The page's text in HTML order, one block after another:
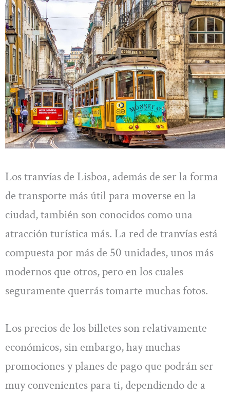
Los tranvías de Lisboa, además de ser la forma
de transporte más útil para moverse en la
ciudad, también son conocidos como una
atracción turística más. La red de tranvías está
compuesta por más de 50 unidades, unos más
modernos que otros, pero en los cuales
seguramente querrás tomarte muchas fotos.
Los precios de los billetes son relativamente
económicos, sin embargo, hay muchas
promociones y planes de pago que podrán ser
muy convenientes para ti, dependiendo de a